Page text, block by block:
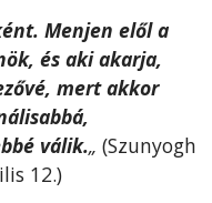
Menjen elől a
és aki akarja,
mert akkor
válik.„ (Szunyogh
12.)